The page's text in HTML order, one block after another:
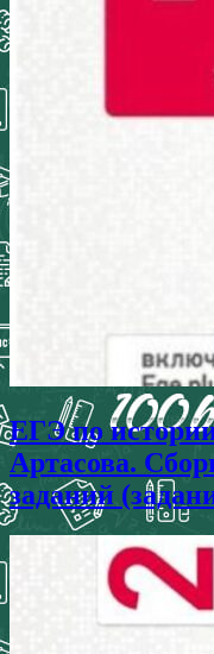
ЕГЭ по
Артасова.
заданий